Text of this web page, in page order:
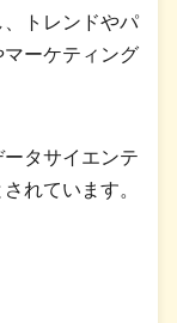
トレンドやパ
ーケティング
タサイエンテ
れています。